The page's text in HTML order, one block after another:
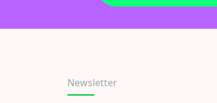
Newsletter